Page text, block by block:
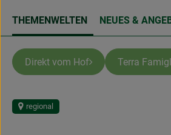
THEMENWELTEN NEUES &
Direkt vom Hof Terra
regional